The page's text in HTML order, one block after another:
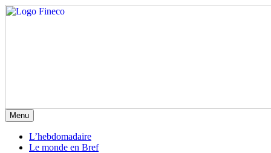
Menu
L’hebdomadaire
Le monde en Bref